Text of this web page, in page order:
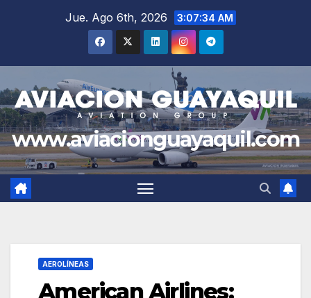
Jue. Ago 6th, 2026 3:07:35 AM
www.aviacionguayaquil.com
AEROLÍNEAS
American Airlines: